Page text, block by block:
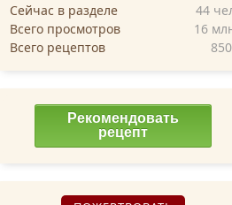
Сейчас в разделе 44
Всего просмотров
16
Всего рецептов
Рекомендовать
рецепт